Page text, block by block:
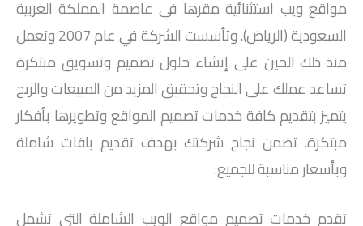
مواقع ويب استثنائية مقرها في عاصمة المملكة العربية
السعودية (الرياض). وتأسست الشركة في عام 2007 وتعمل
منذ ذلك الحين على إنشاء حلول تصميم وتسويق مبتكرة
تساعد عملك على النجاح وتحقيق المزيد من المبيعات والربح
يتميز بتقديم كافة خدمات تصميم المواقع وتطويرها بأفكار
مبتكرة. تضمن نجاح شركتك بهدف تقديم باقات شاملة
وبأسعار مناسبة للجميع.
تقدم خدمات تصميم مواقع الويب الشاملة التي تشمل